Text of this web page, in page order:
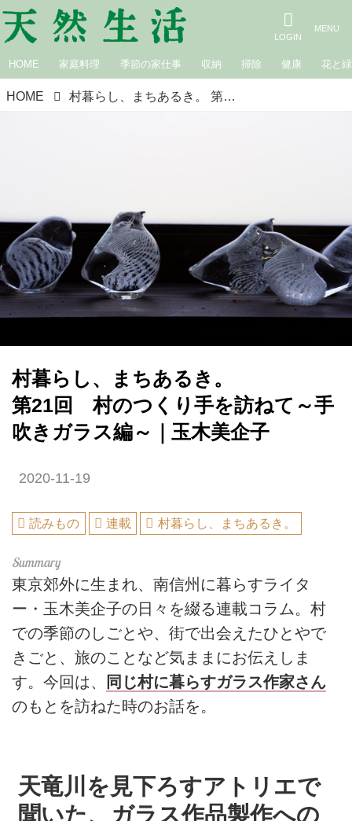
HOME 家庭料理 季節の家仕事 収納 掃除 健康 花と緑
HOME 村暮らし、まちあるき。 第21回 村のつくり手を訪ねて～手吹きガラス編～｜玉木美企子
村暮らし、まちあるき。
第21回 村のつくり手を訪ねて～手
吹きガラス編～｜玉木美企子
2020-11-19
読みもの 連載 村暮らし、まちあるき。
東京郊外に生まれ、南信州に暮らすライタ
ー・玉木美企子の日々を綴る連載コラム。村
での季節のしごとや、街で出会えたひとやで
きごと、旅のことなど気ままにお伝えしま
す。今回は、
同じ村に暮らすガラス作家さん
のもとを訪ねた時のお話を。
天竜川を見下ろすアトリエで
聞いた、ガラス作品製作への